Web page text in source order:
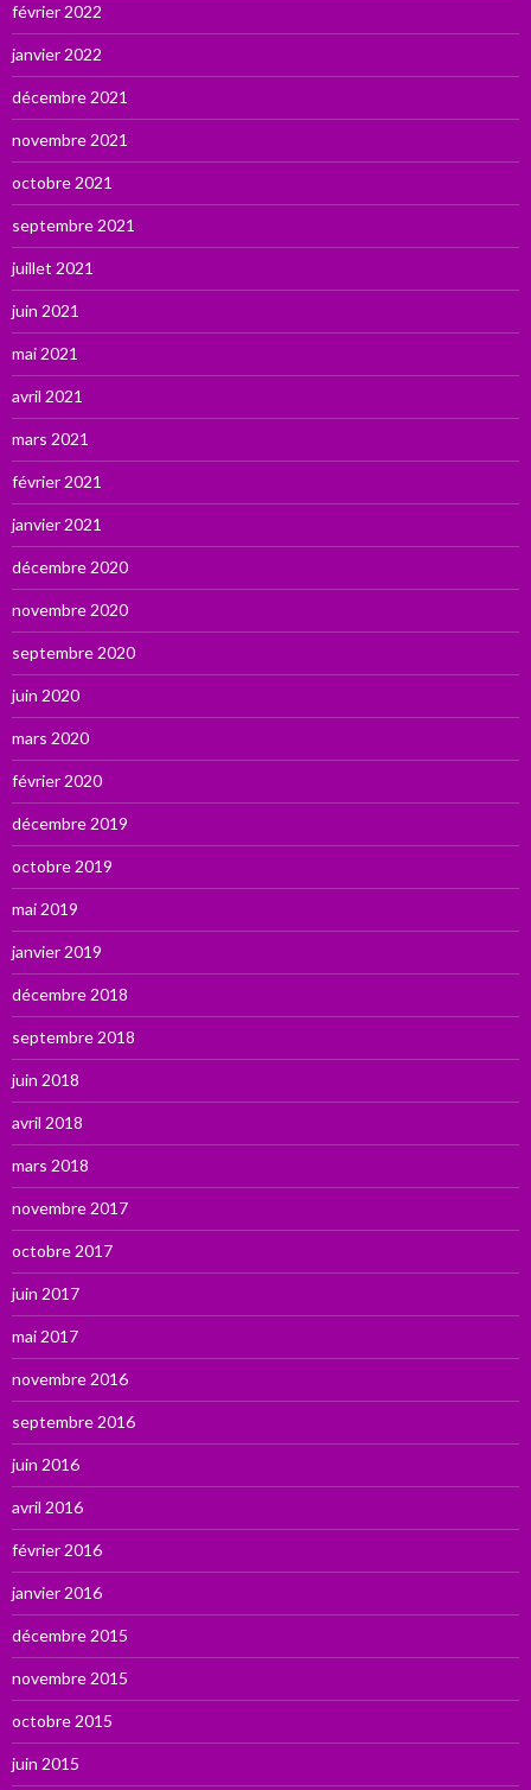
février 2022
janvier 2022
décembre 2021
novembre 2021
octobre 2021
septembre 2021
juillet 2021
juin 2021
mai 2021
avril 2021
mars 2021
février 2021
janvier 2021
décembre 2020
novembre 2020
septembre 2020
juin 2020
mars 2020
février 2020
décembre 2019
octobre 2019
mai 2019
janvier 2019
décembre 2018
septembre 2018
juin 2018
avril 2018
mars 2018
novembre 2017
octobre 2017
juin 2017
mai 2017
novembre 2016
septembre 2016
juin 2016
avril 2016
février 2016
janvier 2016
décembre 2015
novembre 2015
octobre 2015
juin 2015